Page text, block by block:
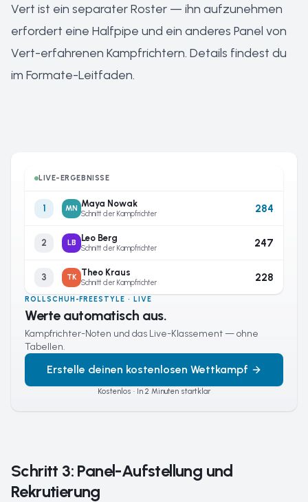
Vert ist ein separater Roster — ihn aufzunehmen
erfordert eine Halfpipe und ein anderes Panel von
Vert-erfahrenen Kampfrichtern. Details findest du
im Formate-Leitfaden.
LIVE-ERGEBNISSE
1 MN Maya Nowak
Schnitt der Kampfrichter 284
2 LB Leo Berg
Schnitt der Kampfrichter 247
3 TK Theo Kraus
Schnitt der Kampfrichter 228
ROLLSCHUH-FREESTYLE · LIVE
Werte automatisch aus.
Kampfrichter-Noten und das Live-Klassement — ohne
Tabellen.
Erstelle deinen kostenlosen Wettkampf
Kostenlos · In 2 Minuten startklar
Schritt 3: Panel-Aufstellung und
Rekrutierung